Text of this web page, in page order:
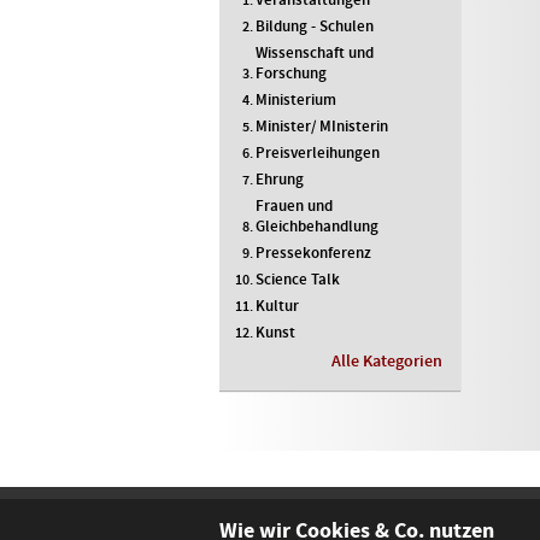
Bildung - Schulen
Wissenschaft und
Forschung
Ministerium
Minister/ MInisterin
Preisverleihungen
Ehrung
Frauen und
Gleichbehandlung
Pressekonferenz
Science Talk
Kultur
Kunst
Alle Kategorien
Wie wir Cookies & Co. nutzen